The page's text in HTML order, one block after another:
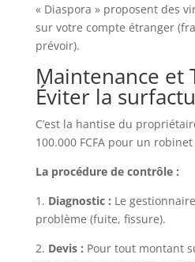
« Diaspora » proposent des
sur votre compte étranger
prévoir).
Maintenance et
Éviter la
C’est la hantise du
100.000 FCFA pour un
La procédure de contrôle :
1. Diagnostic : Le
problème (fuite, fissure).
2. Devis : Pour tout montant